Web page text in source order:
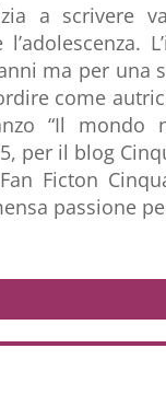
a scrivere
l’adolescenza.
ma per una
come
“Il mondo
per il blog
Ficton
passione